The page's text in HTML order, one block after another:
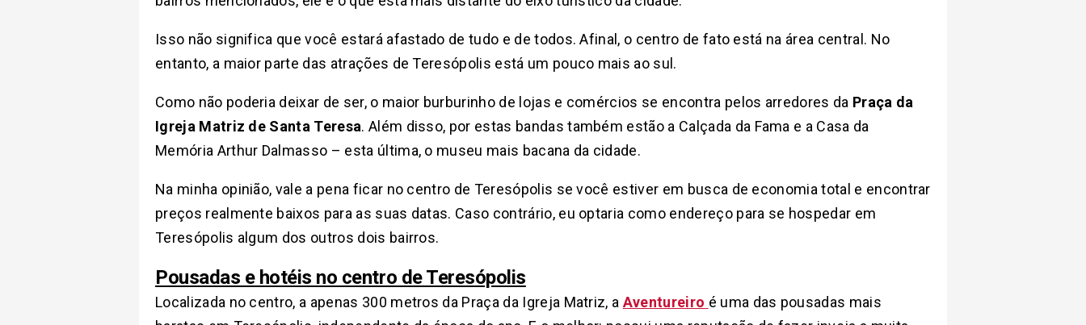
Isso não significa que você estará afastado de tudo e de todos. Afinal, o centro de fato está na área central. No
entanto, a maior parte das atrações de Teresópolis está um pouco mais ao sul.
Como não poderia deixar de ser, o maior burburinho de lojas e comércios se encontra pelos arredores da Praça da
Igreja Matriz de Santa Teresa. Além disso, por estas bandas também estão a Calçada da Fama e a Casa da
Memória Arthur Dalmasso – esta última, o museu mais bacana da cidade.
Na minha opinião, vale a pena ficar no centro de Teresópolis se você estiver em busca de economia total e encontrar
preços realmente baixos para as suas datas. Caso contrário, eu optaria como endereço para se hospedar em
Teresópolis algum dos outros dois bairros.
Pousadas e hotéis no centro de Teresópolis
Localizada no centro, a apenas 300 metros da Praça da Igreja Matriz, a Aventureiro é uma das pousadas mais